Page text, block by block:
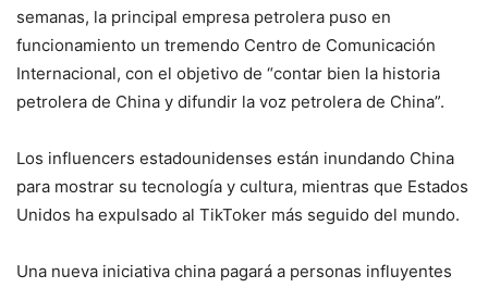
semanas, la principal empresa petrolera puso en
funcionamiento un tremendo Centro de Comunicación
Internacional, con el objetivo de “contar bien la historia
petrolera de China y difundir la voz petrolera de China”.
Los influencers estadounidenses están inundando China
para mostrar su tecnología y cultura, mientras que Estados
Unidos ha expulsado al TikToker más seguido del mundo.
Una nueva iniciativa china pagará a personas influyentes